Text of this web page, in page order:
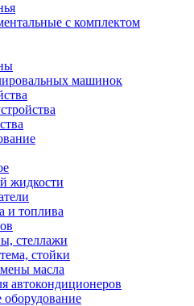
с комплектом
машинок
жидкости
и топлива
стеллажи
стойки
масла
автокондиционеров
оборудование